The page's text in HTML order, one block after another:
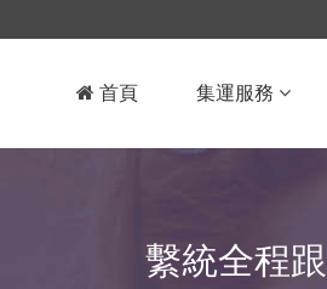
首頁 集運服務
繫統全程